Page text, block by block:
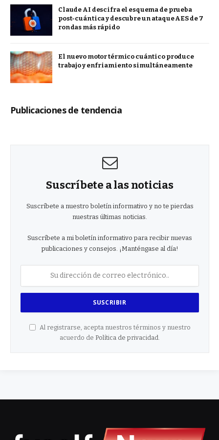
Claude AI descifra el esquema de prueba
post-cuántica y descubre un ataque AES de 7
rondas más rápido
El nuevo motor térmico cuántico produce
trabajo y enfriamiento simultáneamente
Publicaciones de tendencia
Suscríbete a las noticias
Suscríbete a nuestro boletín informativo y no te pierdas
nuestras últimas noticias.
Suscríbete a mi boletín informativo para recibir nuevas
publicaciones y consejos. ¡Manténgase al día!
Al registrarse, acepta nuestros términos y nuestro
acuerdo de Política de privacidad